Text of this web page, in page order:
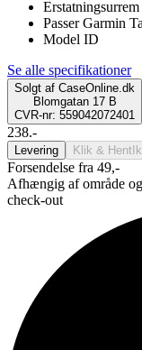
Erstatningsurrem
Passer Garmin
Model ID
Se alle specifikationer
Solgt af CaseOnline.dk
Blomgatan 17 B
CVR-nr: 559042072401
238.-
Levering Klik & Hent
Forsendelse fra 49,-
Afhængig af område
check-out